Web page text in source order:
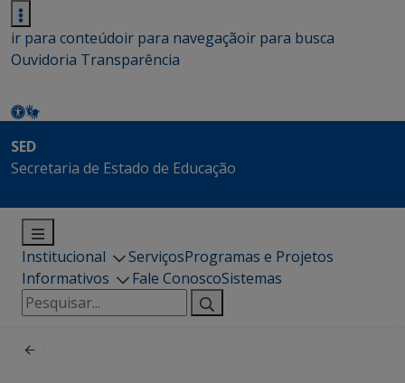
ir para conteúdoir para navegaçãoir para busca
Ouvidoria Transparência
SED
Secretaria de Estado de Educação
Institucional ServiçosProgramas e Projetos
Informativos
Fale ConoscoSistemas
Pesquisar
por: